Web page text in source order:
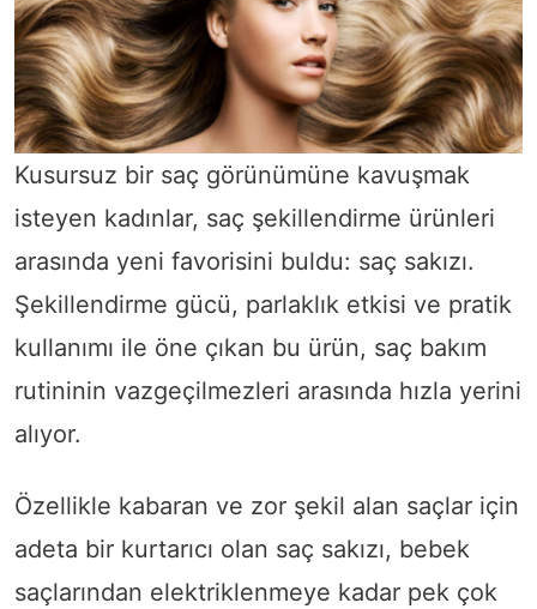
Kusursuz bir saç görünümüne kavuşmak
isteyen kadınlar, saç şekillendirme ürünleri
arasında yeni favorisini buldu: saç sakızı.
Şekillendirme gücü, parlaklık etkisi ve pratik
kullanımı ile öne çıkan bu ürün, saç bakım
rutininin vazgeçilmezleri arasında hızla yerini
alıyor.
Özellikle kabaran ve zor şekil alan saçlar için
adeta bir kurtarıcı olan saç sakızı, bebek
saçlarından elektriklenmeye kadar pek çok